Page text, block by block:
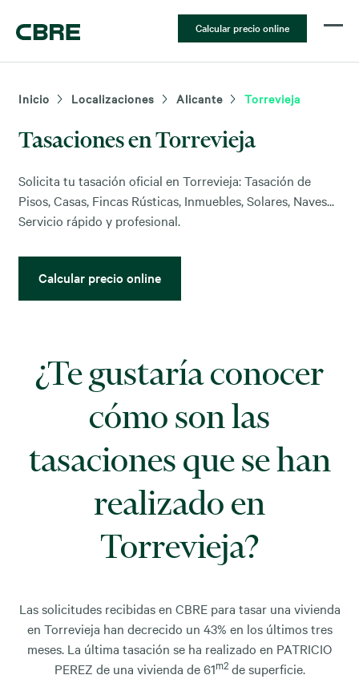
Calcular precio online
Inicio Localizaciones Alicante Torrevieja
Tasaciones en Torrevieja
Solicita tu tasación oficial en Torrevieja: Tasación de
Pisos, Casas, Fincas Rústicas, Inmuebles, Solares, Naves...
Servicio rápido y profesional.
Calcular precio online
¿Te gustaría conocer
cómo son las
tasaciones que se han
realizado en
Torrevieja?
Las solicitudes recibidas en CBRE para tasar una vivienda
en Torrevieja han decrecido un 43% en los últimos tres
meses. La última tasación se ha realizado en PATRICIO
PEREZ de una vivienda de 61m2de superficie.